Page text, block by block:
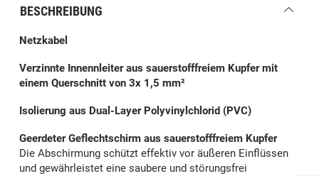
BESCHREIBUNG
Netzkabel
Verzinnte Innennleiter aus sauerstofffreiem Kupfer mit
einem Querschnitt von 3x 1,5 mm²
Isolierung aus Dual-Layer Polyvinylchlorid (PVC)
Geerdeter Geflechtschirm aus sauerstofffreiem Kupfer
Die Abschirmung schützt effektiv vor äußeren Einflüssen
und gewährleistet eine saubere und störungsfrei